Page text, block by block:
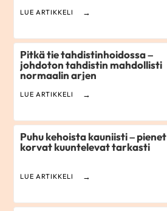
LUE ARTIKKELI
Pitkä tie tahdistinhoidossa –
johdoton tahdistin mahdollisti
normaalin arjen
LUE ARTIKKELI
Puhu kehoista kauniisti – pienet
korvat kuuntelevat tarkasti
LUE ARTIKKELI